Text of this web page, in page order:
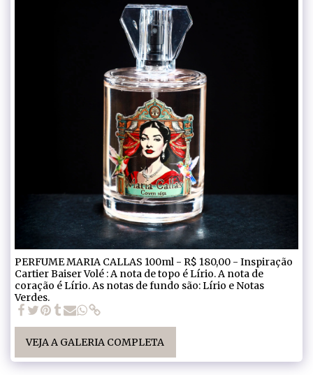
PERFUME MARIA CALLAS 100ml - R$ 180,00 - Inspiração
Cartier Baiser Volé : A nota de topo é Lírio. A nota de
coração é Lírio. As notas de fundo são: Lírio e Notas
Verdes.
VEJA A GALERIA COMPLETA